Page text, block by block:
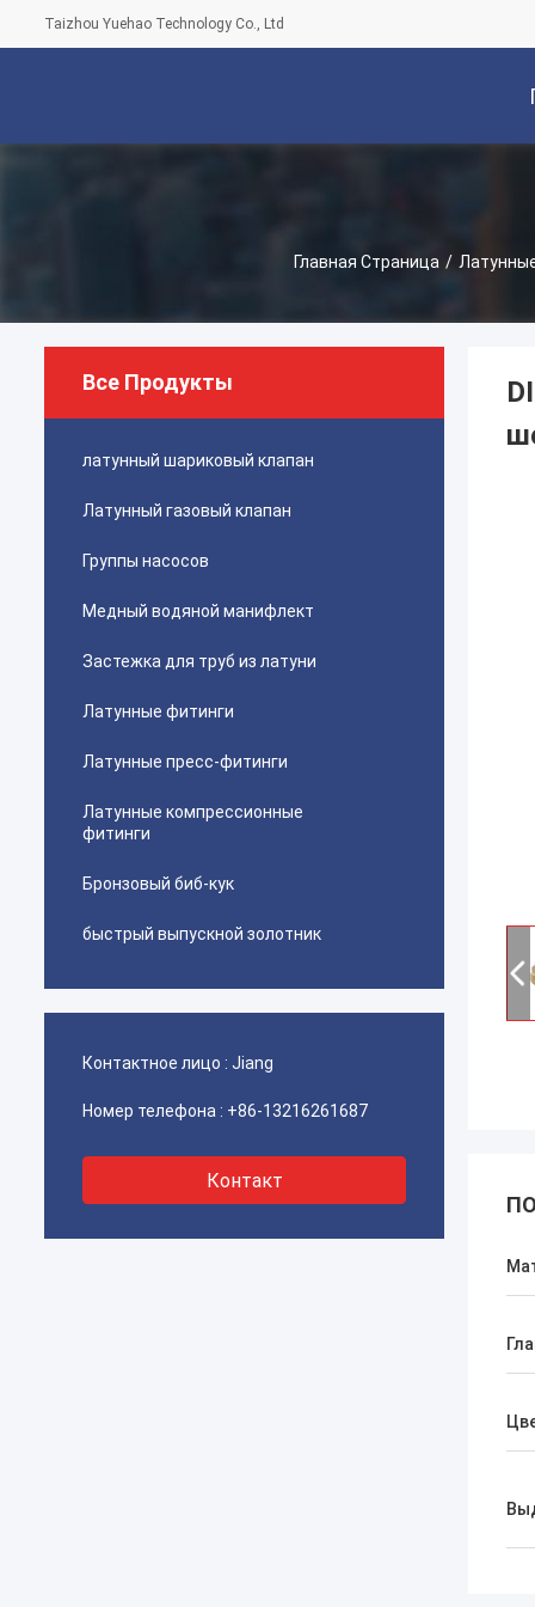
Taizhou Yuehao Technology Co., Ltd
Главная Страница /
Все Продукты
латунный шариковый клапан
Латунный газовый клапан
Группы насосов
Медный водяной манифлект
Застежка для труб из латуни
Латунные фитинги
Латунные пресс-фитинги
Латунные компрессионные
фитинги
Бронзовый биб-кук
быстрый выпускной золотник
Контактное лицо : Jiang
Номер телефона : +86-13216261687
Контакт